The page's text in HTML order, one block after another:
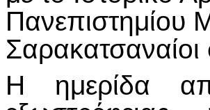
Πανεπιστημίου
Η ημερίδα